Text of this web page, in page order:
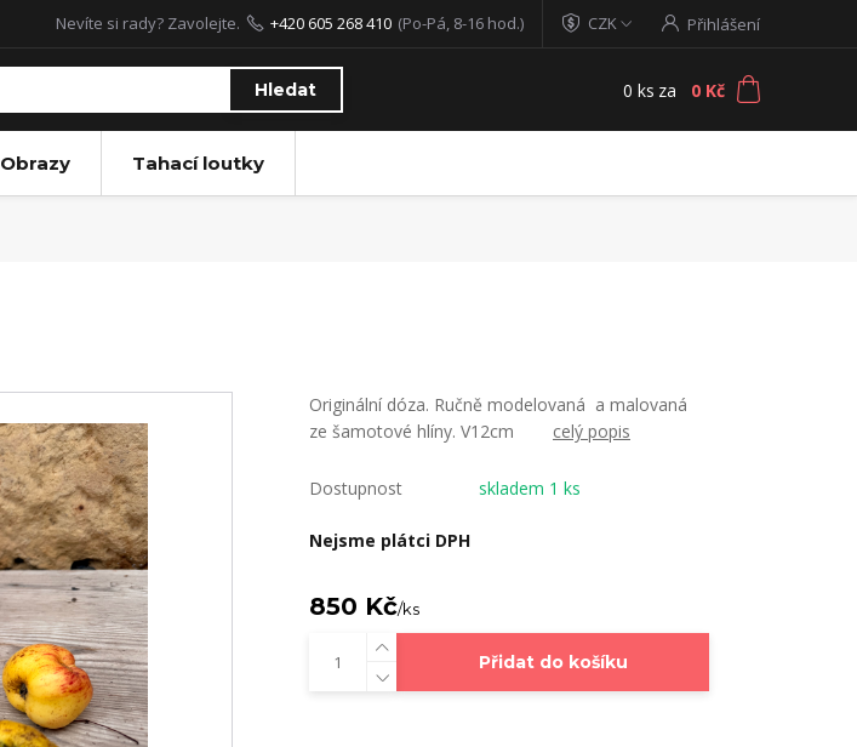
CZK Přihlášení
Hledat
Nevíte si rady? Zavolejte. +420 605 268 410 (Po-Pá, 8-16 hod.)
0 ks za 0 Kč
Obrazy Tahací loutky
Originální dóza. Ručně modelovaná a malovaná
ze šamotové hlíny. V12cm celý popis
Dostupnost skladem 1 ks
Nejsme plátci DPH
850 Kč/ks
Přidat do košíku